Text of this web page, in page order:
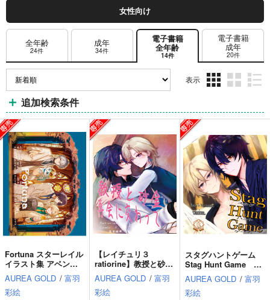
女性向け
全年齢
24件
成年
34件
電子書籍
全年齢
14件
電子書籍
成年
20件
表示
ム
表
ム
表
ム
表
追加検索条件
Fortuna スターレイル
イラスト集 アベンチ
ュリン、レイシオ、フ
ァイノン、カスライナ
フルカラー2024～
AUREA GOLD / 富羽
彩絵
【レイチュリ３
ratiorine】教授と砂
金 再会に交わって
上 レイシオxアベン
チュリン（女体化）
AUREA GOLD / 富羽
彩絵
スタグハントゲーム
Stag Hunt Game レ
イチュリ本1 レイシオ
Xアベンチュリン
ratiorine
AUREA GOLD / 富羽
彩絵